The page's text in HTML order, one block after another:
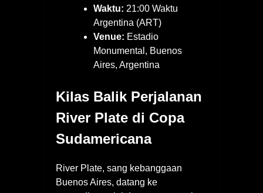
Waktu: 21:00 Waktu
Argentina (ART)
Venue: Estadio
Monumental, Buenos
Aires, Argentina
Kilas Balik Perjalanan
River Plate di Copa
Sudamericana
River Plate, sang kebanggaan
Buenos Aires, datang ke